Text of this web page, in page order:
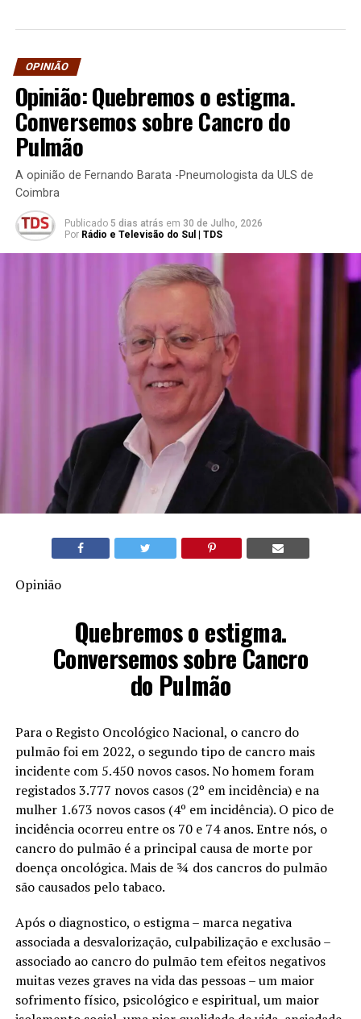
OPINIÃO
Opinião: Quebremos o estigma.
Conversemos sobre Cancro do
Pulmão
A opinião de Fernando Barata -Pneumologista da ULS de
Coimbra
Publicado 5 dias atrás em 30 de Julho, 2026
Por Rádio e Televisão do Sul | TDS
Opinião
Quebremos o estigma.
Conversemos sobre Cancro
do Pulmão
Para o Registo Oncológico Nacional, o cancro do
pulmão foi em 2022, o segundo tipo de cancro mais
incidente com 5.450 novos casos. No homem foram
registados 3.777 novos casos (2º em incidência) e na
mulher 1.673 novos casos (4º em incidência). O pico de
incidência ocorreu entre os 70 e 74 anos. Entre nós, o
cancro do pulmão é a principal causa de morte por
doença oncológica. Mais de ¾ dos cancros do pulmão
são causados pelo tabaco.
Após o diagnostico, o estigma – marca negativa
associada a desvalorização, culpabilização e exclusão –
associado ao cancro do pulmão tem efeitos negativos
muitas vezes graves na vida das pessoas – um maior
sofrimento físico, psicológico e espiritual, um maior